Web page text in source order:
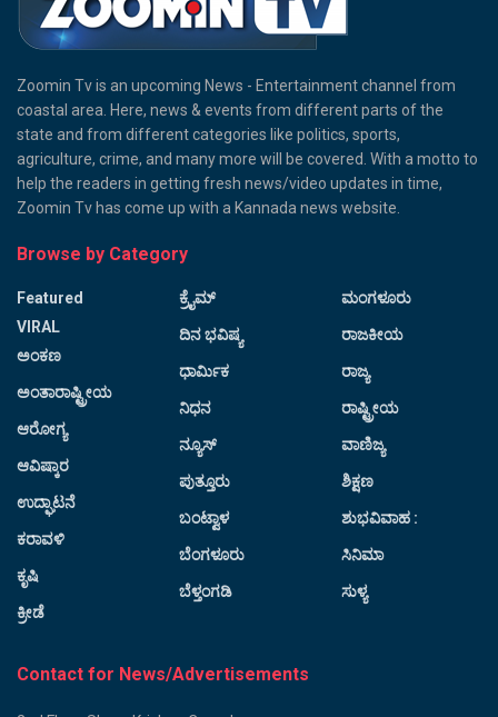
Zoomin Tv is an upcoming News - Entertainment channel from
coastal area. Here, news & events from different parts of the
state and from different categories like politics, sports,
agriculture, crime, and many more will be covered. With a motto to
help the readers in getting fresh news/video updates in time,
Zoomin Tv has come up with a Kannada news website.
Browse by Category
Featured
VIRAL
ಅಂಕಣ
ಅಂತಾರಾಷ್ಟ್ರೀಯ
ಆರೋಗ್ಯ
ಆವಿಷ್ಕಾರ
ಉದ್ಘಾಟನೆ
ಕರಾವಳಿ
ಕೃಷಿ
ಕ್ರೀಡೆ
ಕ್ರೈಮ್
ದಿನ ಭವಿಷ್ಯ
ಧಾರ್ಮಿಕ
ನಿಧನ
ನ್ಯೂಸ್
ಪುತ್ತೂರು
ಬಂಟ್ವಾಳ
ಬೆಂಗಳೂರು
ಬೆಳ್ತಂಗಡಿ
ಮಂಗಳೂರು
ರಾಜಕೀಯ
ರಾಜ್ಯ
ರಾಷ್ಟ್ರೀಯ
ವಾಣಿಜ್ಯ
ಶಿಕ್ಷಣ
ಶುಭವಿವಾಹ :
ಸಿನಿಮಾ
ಸುಳ್ಯ
Contact for News/Advertisements